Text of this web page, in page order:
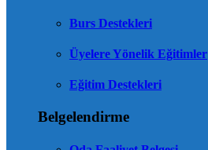
Burs Destekleri
Üyelere Yönelik Eğitimler
Eğitim Destekleri
Belgelendirme